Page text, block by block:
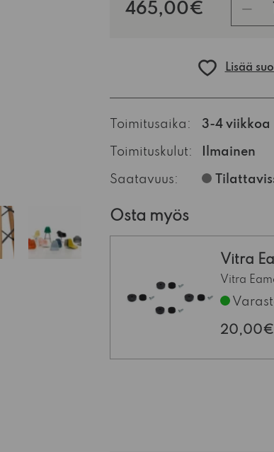
465,00€
Lisää
Toimitusaika: 3-4 viikkoa
Toimituskulut: Ilmainen
Saatavuus:
Osta myös
Vitra
musta
Vitra
Eames
20,00€